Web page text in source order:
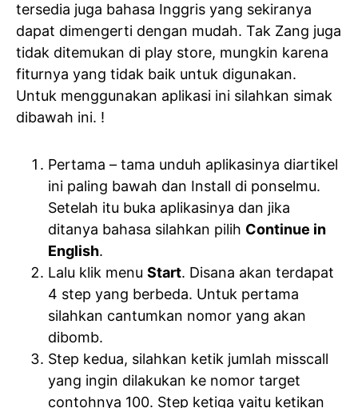
tersedia juga bahasa Inggris yang sekiranya
dapat dimengerti dengan mudah. Tak Zang juga
tidak ditemukan di play store, mungkin karena
fiturnya yang tidak baik untuk digunakan.
Untuk menggunakan aplikasi ini silahkan simak
dibawah ini. !
Pertama – tama unduh aplikasinya diartikel
ini paling bawah dan Install di ponselmu.
Setelah itu buka aplikasinya dan jika
ditanya bahasa silahkan pilih Continue in
English.
Lalu klik menu Start. Disana akan terdapat
4 step yang berbeda. Untuk pertama
silahkan cantumkan nomor yang akan
dibomb.
Step kedua, silahkan ketik jumlah misscall
yang ingin dilakukan ke nomor target
contohnya 100. Step ketiga yaitu ketikan